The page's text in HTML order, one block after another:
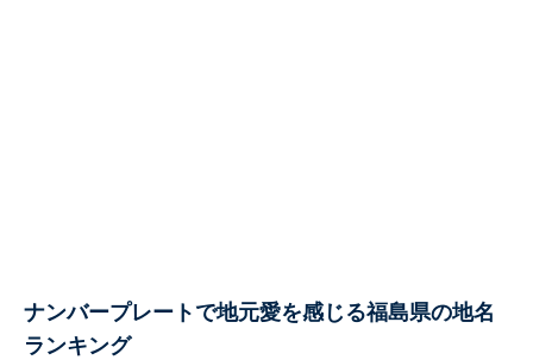
ナンバープレートで地元愛を感じる福島県の地名
ランキング